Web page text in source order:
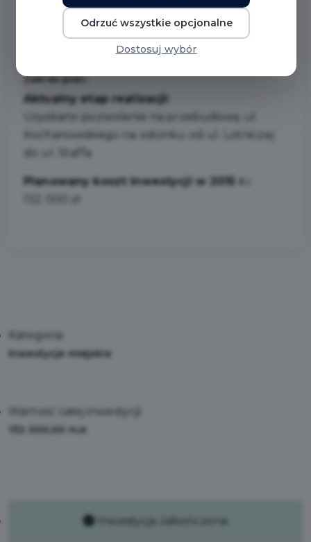
Dokumentacja projektowa ul.
Kochanowskiego
Zakres prac:
Aktualny etap realizacji:
Uzyskano pozwolenie na przebudowę ul.
Kochanowskiego na odcinku od ul. Lotniczej
do ul. Staffa
Planowany koszt inwestycji w 2015 r.:
Kategoria:
Inwestycje miejskie
Wartość całej inwestycji:
132 000,00
Inwestycja zakończona
Odrzuć wszystkie opcjonalne
Dostosuj wybór